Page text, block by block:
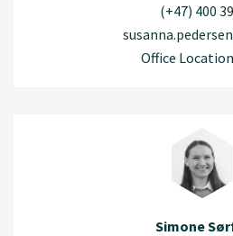
(+47) 400
Office
Simone